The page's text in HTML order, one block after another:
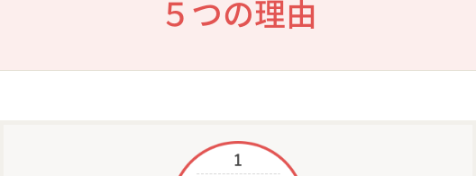
５つの理由